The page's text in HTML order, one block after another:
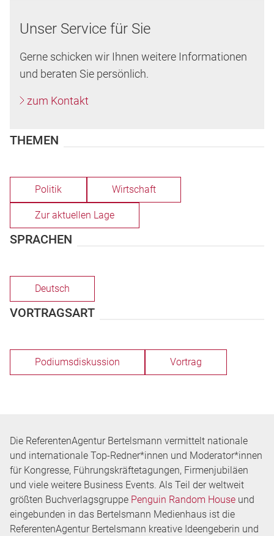
Unser Service für Sie
Gerne schicken wir Ihnen weitere Informationen
und beraten Sie persönlich.
zum Kontakt
THEMEN
Politik Wirtschaft
Zur aktuellen Lage
SPRACHEN
Deutsch
VORTRAGSART
Podiumsdiskussion Vortrag
Die ReferentenAgentur Bertelsmann vermittelt nationale
und internationale Top-Redner*innen und Moderator*innen
für Kongresse, Führungskräftetagungen, Firmenjubiläen
und viele weitere Business Events. Als Teil der weltweit
größten Buchverlagsgruppe Penguin Random House und
eingebunden in das Bertelsmann Medienhaus ist die
ReferentenAgentur Bertelsmann kreative Ideengeberin und